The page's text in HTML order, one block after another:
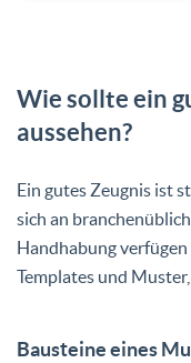
Wie sollte ein
aussehen?
Ein gutes Zeugnis ist
sich an
Handhabung
Templates und
Bausteine eines